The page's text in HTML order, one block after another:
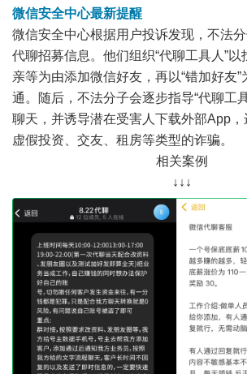
微信安全中心最新提醒
微信安全中心根据用户投诉发现，不法
代聊招募信息。他们组织“代聊工具人”
亲等为由添加微信好友，再以“错加好友
通。随后，不法分子会逐步指导“代聊工
聊天，并诱导潜在受害人下载外部App
虚假投资、交友、租房等类型的诈骗。
相关案例
↓↓↓